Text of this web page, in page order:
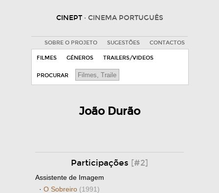
CINEPT · CINEMA PORTUGUÊS
SOBRE O PROJETO SUGESTÕES CONTACTOS
FILMES GÉNEROS TRAILERS/VIDEOS
PROCURAR
João Durão
Participações [#2]
Assistente de Imagem
· O Sobreiro (1991)